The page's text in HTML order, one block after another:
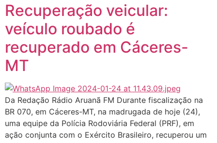
Recuperação veicular:
veículo roubado é
recuperado em Cáceres-
MT
Da Redação Rádio Aruanã FM Durante fiscalização na
BR 070, em Cáceres-MT, na madrugada de hoje (24),
uma equipe da Polícia Rodoviária Federal (PRF), em
ação conjunta com o Exército Brasileiro, recuperou um